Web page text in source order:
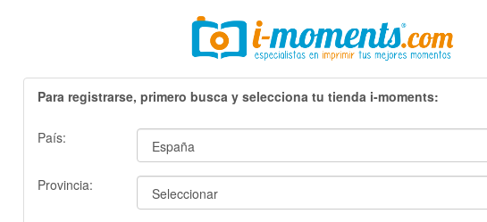
Para registrarse, primero busca y selecciona tu tienda i-moments:
País:
Provincia: